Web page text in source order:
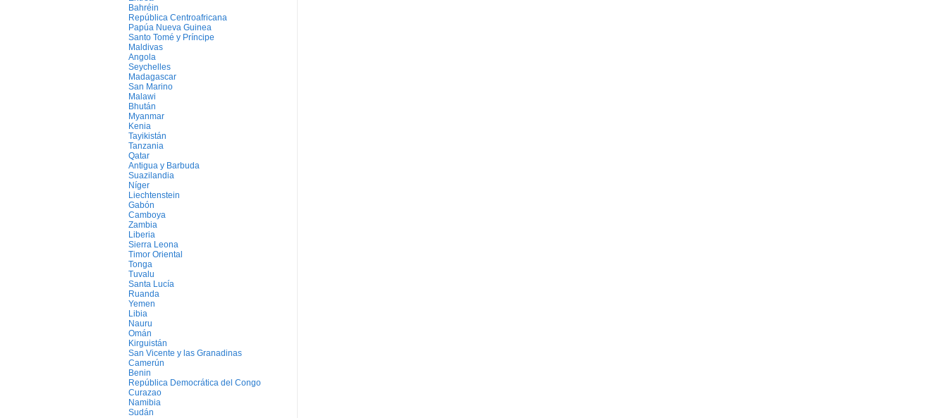
Bahréin
República Centroafricana
Papúa Nueva Guinea
Santo Tomé y Príncipe
Maldivas
Angola
Seychelles
Madagascar
San Marino
Malawi
Bhután
Myanmar
Kenia
Tayikistán
Tanzania
Qatar
Antigua y Barbuda
Suazilandia
Níger
Liechtenstein
Gabón
Camboya
Zambia
Liberia
Sierra Leona
Timor Oriental
Tonga
Tuvalu
Santa Lucía
Ruanda
Yemen
Libia
Nauru
Omán
Kirguistán
San Vicente y las Granadinas
Camerún
Benin
República Democrática del Congo
Curazao
Namibia
Sudán